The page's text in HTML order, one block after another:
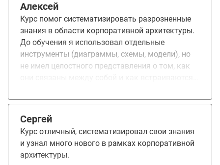
Алексей
Курс помог систематизировать разрозненные
знания в области корпоративной архитектуры.
До обучения я использовал отдельные
инструменты (диаграммы, схемы, модели), но
не имел целостного представления о том, как
• Практические задания - особенно
возможность вести сквозной кейс на
протяжении всего курса. Это позволило
применить теорию сразу на практике. •
Использование нотации ArchiMate - до курса я
использовал произвольные схемы, а теперь
Сергей
Курс отличный, систематизировал свои знания
и узнал много нового в рамках корпоративной
архитектуры.